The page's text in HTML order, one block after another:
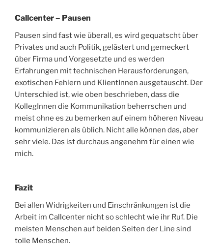
Callcenter – Pausen
Pausen sind fast wie überall, es wird gequatscht über
Privates und auch Politik, gelästert und gemeckert
über Firma und Vorgesetzte und es werden
Erfahrungen mit technischen Herausforderungen,
exotischen Fehlern und KlientInnen ausgetauscht. Der
Unterschied ist, wie oben beschrieben, dass die
KollegInnen die Kommunikation beherrschen und
meist ohne es zu bemerken auf einem höheren Niveau
kommunizieren als üblich. Nicht alle können das, aber
sehr viele. Das ist durchaus angenehm für einen wie
mich.
Fazit
Bei allen Widrigkeiten und Einschränkungen ist die
Arbeit im Callcenter nicht so schlecht wie ihr Ruf. Die
meisten Menschen auf beiden Seiten der Line sind
tolle Menschen.